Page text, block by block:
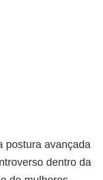
postura avançada
dentro da